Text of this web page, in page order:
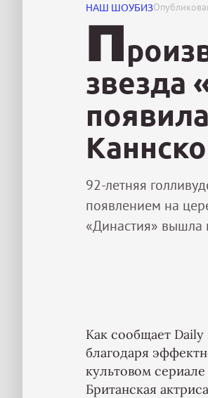
НАШ ШОУБИЗ
П
звезда
92-летняя
появлением на
«Династия» вышла
Как сообщает
благодаря
культовом
Британская